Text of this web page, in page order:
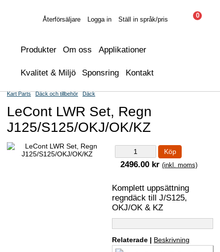
0
Ställ in språk/pris
Logga in
Återförsäljare
Produkter Om oss Applikationer
Kvalitet & Miljö Sponsring Kontakt
Däck
Däck och tillbehör
Kart Parts
LeCont LWR Set, Regn
J125/S125/OKJ/OK/KZ
Köp
2496.00 kr (inkl. moms)
Komplett uppsättning
regndäck till J/S125,
OKJ/OK & KZ
Relaterade | Beskrivning